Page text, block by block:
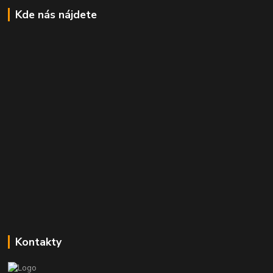
Kde nás nájdete
Kontakty